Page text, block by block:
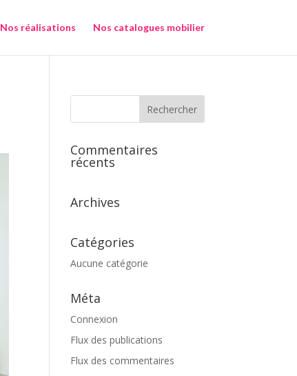
Nos réalisations Nos catalogues mobilier
Commentaires
récents
Archives
Catégories
Aucune catégorie
Méta
Connexion
Flux des publications
Flux des commentaires